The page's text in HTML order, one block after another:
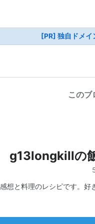
[PR] 独自ドメイ
このブ
g13longkillの
想と料理のレシピです。好